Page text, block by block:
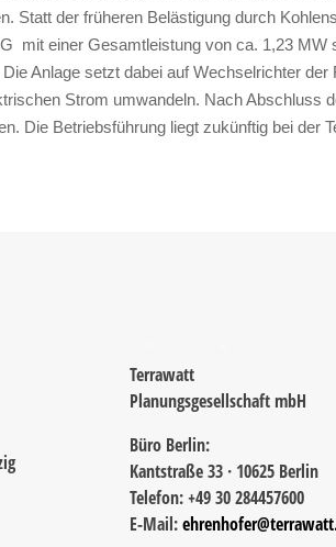
Statt der früheren Belästigung durch
mit einer Gesamtleistung von ca. 1,23 MW
Anlage setzt dabei auf Wechselrichter
Strom umwandeln. Nach Abschluss
Die Betriebsführung liegt zukünftig bei der
Terrawatt
Planungsgesellschaft mbH
Büro Berlin:
Kantstraße 33 · 10625 Berlin
Telefon: +49 30 284457600
E-Mail: